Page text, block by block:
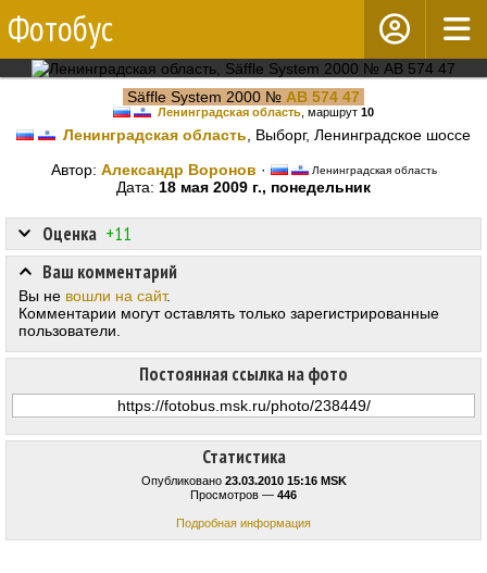
Фотобус
Säffle System 2000 № АВ 574 47
Ленинградская область , маршрут 10
Ленинградская область , Выборг, Ленинградское шоссе
Автор: Александр Воронов · Ленинградская область
Дата: 18 мая 2009 г., понедельник
Статистика
Опубликовано 23.03.2010 15:16 MSK
Просмотров — 446
Подробная информация
Оценка +11
Постоянная ссылка на фото
Ваш комментарий
Вы не вошли на сайт.
Комментарии могут оставлять только зарегистрированные
пользователи.